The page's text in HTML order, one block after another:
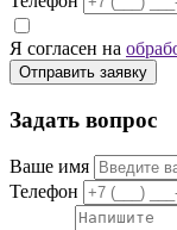
Я согласен на
Отправить заявку
Задать вопрос
Ваше имя
Телефон